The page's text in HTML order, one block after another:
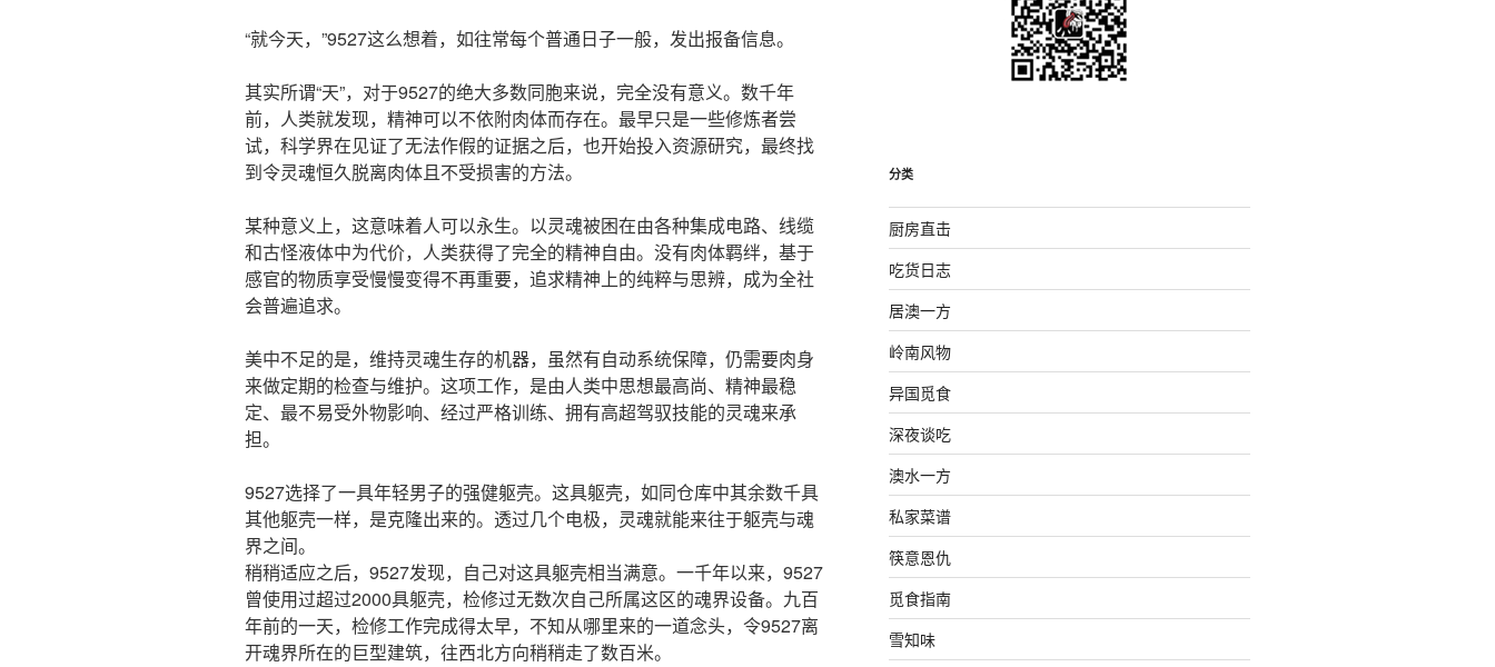
“就今天，”9527这么想着，如往常每个普通日子一般，发出报备信息。
其实所谓“天”，对于9527的绝大多数同胞来说，完全没有意义。数千年
前，人类就发现，精神可以不依附肉体而存在。最早只是一些修炼者尝
试，科学界在见证了无法作假的证据之后，也开始投入资源研究，最终找
到令灵魂恒久脱离肉体且不受损害的方法。
某种意义上，这意味着人可以永生。以灵魂被困在由各种集成电路、线缆
和古怪液体中为代价，人类获得了完全的精神自由。没有肉体羁绊，基于
感官的物质享受慢慢变得不再重要，追求精神上的纯粹与思辨，成为全社
会普遍追求。
美中不足的是，维持灵魂生存的机器，虽然有自动系统保障，仍需要肉身
来做定期的检查与维护。这项工作，是由人类中思想最高尚、精神最稳
定、最不易受外物影响、经过严格训练、拥有高超驾驭技能的灵魂来承
担。
9527选择了一具年轻男子的强健躯壳。这具躯壳，如同仓库中其余数千具
其他躯壳一样，是克隆出来的。透过几个电极，灵魂就能来往于躯壳与魂
界之间。
稍稍适应之后，9527发现，自己对这具躯壳相当满意。一千年以来，9527
曾使用过超过2000具躯壳，检修过无数次自己所属这区的魂界设备。九百
年前的一天，检修工作完成得太早，不知从哪里来的一道念头，令9527离
开魂界所在的巨型建筑，往西北方向稍稍走了数百米。
分类
厨房直击
吃货日志
居澳一方
岭南风物
异国觅食
深夜谈吃
澳水一方
私家菜谱
筷意恩仇
觅食指南
雪知味